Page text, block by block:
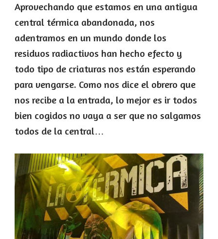
Aprovechando que estamos en una antigua
central térmica abandonada, nos
adentramos en un mundo donde los
residuos radiactivos han hecho efecto y
todo tipo de criaturas nos están esperando
para vengarse. Como nos dice el obrero que
nos recibe a la entrada, lo mejor es ir todos
bien cogidos no vaya a ser que no salgamos
todos de la central…